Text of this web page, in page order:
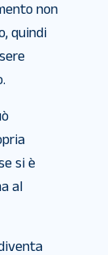
non
quindi
si è
al